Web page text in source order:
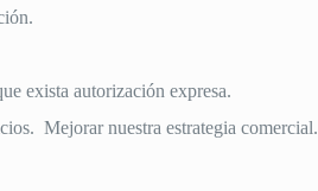
exista autorización expresa.
Mejorar nuestra estrategia comercial.